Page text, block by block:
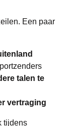
Een paar
talen te
vertraging
tijdens